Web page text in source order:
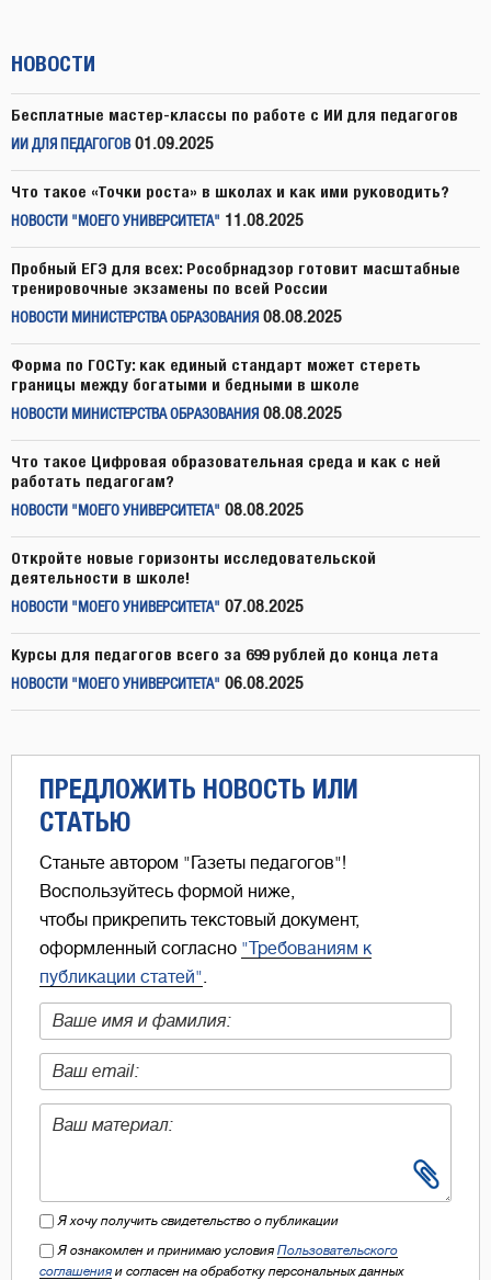
НОВОСТИ
Бесплатные мастер-классы по работе с ИИ для педагогов
ИИ ДЛЯ ПЕДАГОГОВ 01.09.2025
Что такое «Точки роста» в школах и как ими руководить?
НОВОСТИ "МОЕГО УНИВЕРСИТЕТА" 11.08.2025
Пробный ЕГЭ для всех: Рособрнадзор готовит масштабные
тренировочные экзамены по всей России
НОВОСТИ МИНИСТЕРСТВА ОБРАЗОВАНИЯ 08.08.2025
Форма по ГОСТу: как единый стандарт может стереть
границы между богатыми и бедными в школе
НОВОСТИ МИНИСТЕРСТВА ОБРАЗОВАНИЯ 08.08.2025
Что такое Цифровая образовательная среда и как с ней
работать педагогам?
НОВОСТИ "МОЕГО УНИВЕРСИТЕТА" 08.08.2025
Откройте новые горизонты исследовательской
деятельности в школе!
НОВОСТИ "МОЕГО УНИВЕРСИТЕТА" 07.08.2025
Курсы для педагогов всего за 699 рублей до конца лета
НОВОСТИ "МОЕГО УНИВЕРСИТЕТА" 06.08.2025
ПРЕДЛОЖИТЬ НОВОСТЬ ИЛИ
СТАТЬЮ
Станьте автором "Газеты педагогов"!
Воспользуйтесь формой ниже,
чтобы прикрепить текстовый документ,
оформленный согласно "Требованиям к
публикации статей"
Я хочу получить свидетельство о публикации
Я ознакомлен и принимаю условия Пользовательского
соглашения и согласен на обработку персональных данных